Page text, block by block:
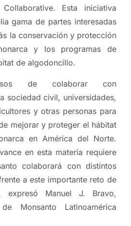
Esta iniciativa
gama de partes interesadas
la conservación y protección
y los programas de
de algodoncillo.
de colaborar con
sociedad civil, universidades,
y otras personas para
mejorar y proteger el hábitat
en América del Norte.
en esta materia requiere
colaborará con distintos
a este importante reto de
expresó Manuel J. Bravo,
Monsanto Latinoamérica